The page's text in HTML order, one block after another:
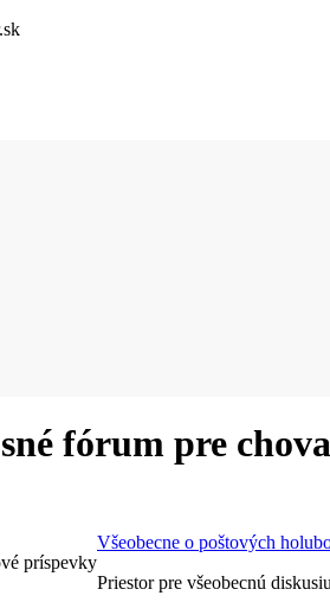
fórum pre
Všeobecne o poštových
Priestor pre všeobecnú